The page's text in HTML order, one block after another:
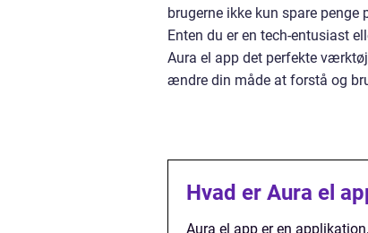
brugerne ikke kun spare
Enten du er en tech-entusiast
Aura el app det perfekte
ændre din måde at forstå og
Hvad er Aura el
Aura el app er en